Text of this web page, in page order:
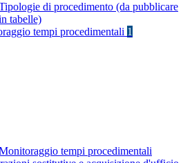
di procedimento (da pubblicare
tabelle)
tempi procedimentali 1
tempi procedimentali